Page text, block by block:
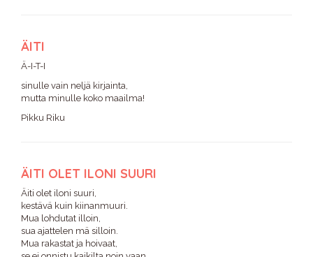
ÄITI
Ä-I-T-I
sinulle vain neljä kirjainta,
mutta minulle koko maailma!
Pikku Riku
ÄITI OLET ILONI SUURI
Äiti olet iloni suuri,
kestävä kuin kiinanmuuri.
Mua lohdutat illoin,
sua ajattelen mä silloin.
Mua rakastat ja hoivaat,